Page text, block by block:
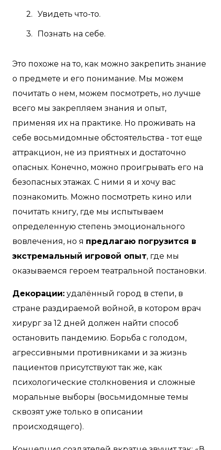
Увидеть что-то.
Познать на себе.
Это похоже на то, как можно закрепить знание
о предмете и его понимание. Мы можем
почитать о нем, можем посмотреть, но лучше
всего мы закрепляем знания и опыт,
применяя их на практике. Но проживать на
себе восьмидомные обстоятельства - тот еще
аттракцион, не из приятных и достаточно
опасных. Конечно, можно проигрывать его на
безопасных этажах. С ними я и хочу вас
познакомить. Можно посмотреть кино или
почитать книгу, где мы испытываем
определенную степень эмоционального
вовлечения, но я предлагаю погрузится в
экстремальный игровой опыт, где мы
оказываемся героем театральной постановки.
Декорации: удалённый город в степи, в
стране раздираемой войной, в котором врач
хирург за 12 дней должен найти способ
остановить пандемию. Борьба с голодом,
агрессивными противниками и за жизнь
пациентов присутствуют так же, как
психологические столкновения и сложные
моральные выборы (восьмидомные темы
сквозят уже только в описании
происходящего).